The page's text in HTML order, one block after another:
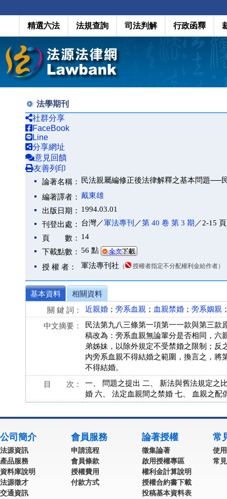
精選六法 法規查詢 司法判解 行政函釋
法學期刊
社群分享
FaceBook
Line
分享網址
意見回饋
友善列印
論著名稱： 民法親屬編修正後法律解釋之基本問題──
編著譯者： 戴東雄
出版日期： 1994.03.01
刊登出處： 台灣／軍法專刊 ／第 40 卷 第 3 期 ／2-15 頁
頁 數： 14
下載點數： 56 點
授 權 者： 軍法專刊社 （ 授權者指定不分配權利金給作者）
基本資料
相關資料
關 鍵 詞：
近親婚 ； 旁系血親 ； 血親禁婚 ； 旁系姻親
中文摘要：
民法第九八三條第一項第一一款與第三
稿改為：旁系血親無論輩分是否相同，六
弟姊妹，以除外規定不受禁婚之限制；
內旁系血親不得結婚之範圍，換言之，將
不得結婚。
目 次：
一、 問題之提出 二、 新法與舊法規定之
婚 六、 法定血親間之禁婚 七、 血親之配
公司簡介
法源資訊
產品服務
資料庫說明
法源徵才
交通資訊
會員服務
申請流程
會員條款
授權費用
付款方式
論著授權
徵集論著
啟用授權專區
權利金計算說明
授權合約書下載
投稿基本資料表
常
使
常